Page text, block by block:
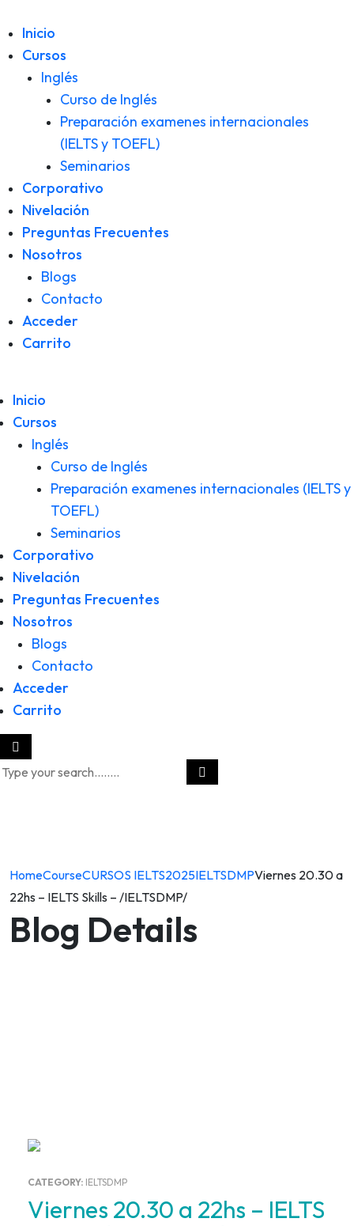
Inicio
Cursos
Inglés
Curso de Inglés
Preparación examenes internacionales
(IELTS y TOEFL)
Seminarios
Corporativo
Nivelación
Preguntas Frecuentes
Nosotros
Blogs
Contacto
Acceder
Carrito
Inicio
Cursos
Inglés
Curso de Inglés
Preparación examenes internacionales (IELTS y
TOEFL)
Seminarios
Corporativo
Nivelación
Preguntas Frecuentes
Nosotros
Blogs
Contacto
Acceder
Carrito
HomeCourseCURSOS IELTS2025IELTSDMPViernes 20.30 a
22hs – IELTS Skills – /IELTSDMP/
Blog Details
CATEGORY: IELTSDMP
Viernes 20.30 a 22hs – IELTS